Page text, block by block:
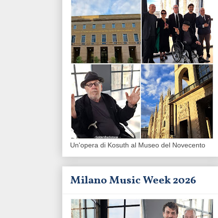
Un'opera di Kosuth al Museo del Novecento
Milano Music Week 2026